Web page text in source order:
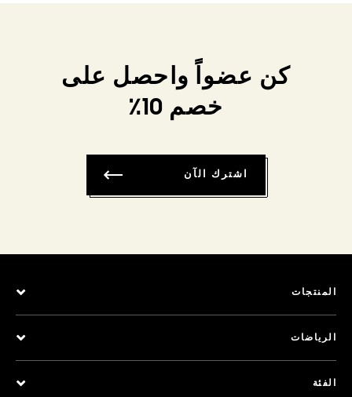
كن عضواً واحصل على
خصم 10٪
اشترك الآن
المنتجات
الرياضات
الفئة